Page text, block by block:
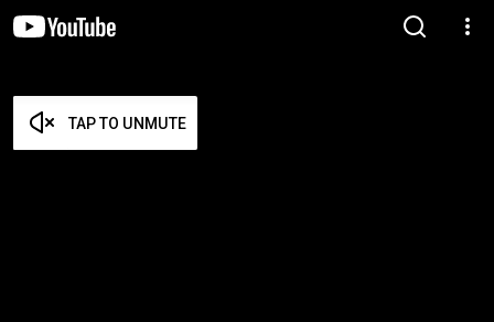
TAP TO UNMUTE